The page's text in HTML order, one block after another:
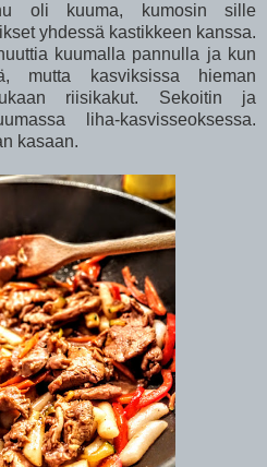
oli kuuma, kumosin sille
yhdessä kastikkeen kanssa.
kuumalla pannulla ja kun
mutta kasviksissa hieman
riisikakut. Sekoitin ja
liha-kasvisseoksessa.
kasaan.